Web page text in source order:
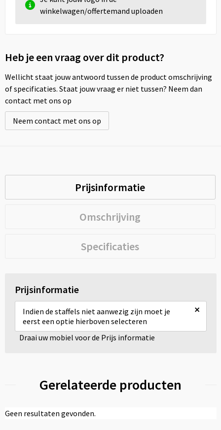
winkelwagen/offertemand uploaden
Heb je een vraag over dit product?
Wellicht staat jouw antwoord tussen de product omschrijving
of specificaties. Staat jouw vraag er niet tussen? Neem dan
contact met ons op
Neem contact met ons op
Prijsinformatie
Omschrijving
Specificaties
Prijsinformatie
Indien de staffels niet aanwezig zijn moet je
eerst een optie hierboven selecteren
×
Draai uw mobiel voor de Prijs informatie
Gerelateerde producten
Geen resultaten gevonden.